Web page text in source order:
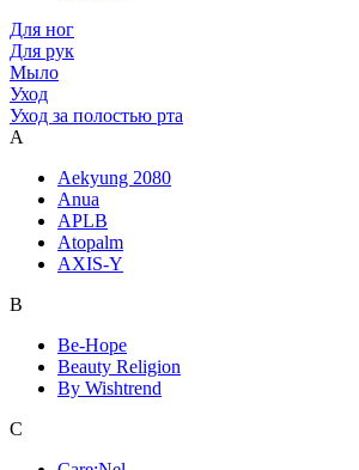
Для ног
Для рук
Мыло
Уход
Уход за полостью рта
A
Aekyung 2080
Anua
APLB
Atopalm
AXIS-Y
B
Be-Hope
Beauty Religion
By Wishtrend
C